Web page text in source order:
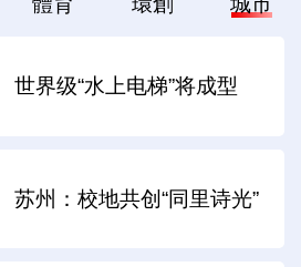
世界级“水上电梯”将成型
苏州：校地共创“同里诗光”